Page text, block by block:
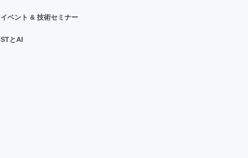
イベント & 技術セミナー
STとAI